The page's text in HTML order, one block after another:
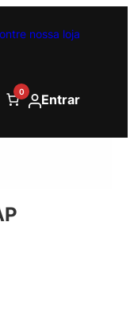
nossa loja
0 Entrar